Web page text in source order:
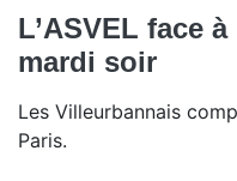
L’ASVEL face
mardi soir
Les Villeurbannais
Paris.